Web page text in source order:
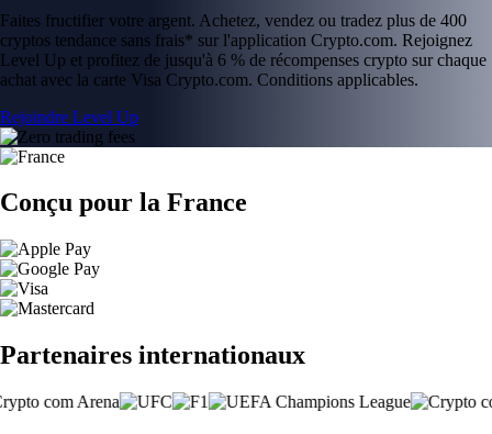
Faites fructifier votre argent. Achetez, vendez ou tradez plus de 400
cryptos tendance sans frais* sur l'application Crypto.com. Rejoignez
Level Up et profitez de jusqu'à 6 % de récompenses crypto sur chaque
achat avec la carte Visa Crypto.com. Conditions applicables.
Rejoindre Level Up
Conçu pour la France
Partenaires internationaux